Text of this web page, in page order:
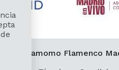
Cardamomo Flamenco